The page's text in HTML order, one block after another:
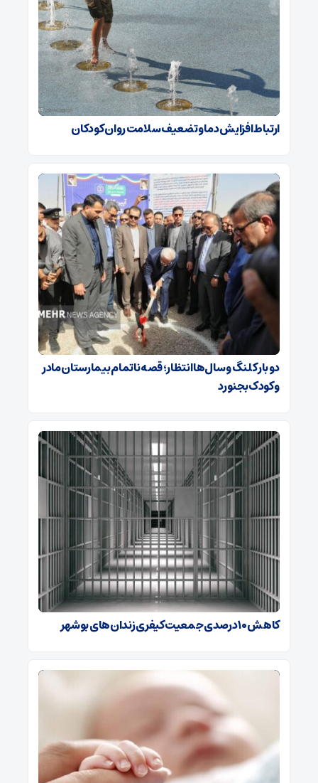
ارتباط افزایش دما و تضعیف سلامت روان کودکان
دو بار کلنگ و سال‌ها انتظار؛ قصه ناتمام بیمارستان مادر
و کودک بجنورد
کاهش ۱۰ درصدی جمعیت کیفری زندان‌های بوشهر